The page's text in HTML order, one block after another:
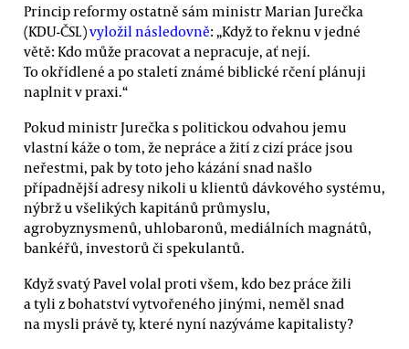
Princip reformy ostatně sám ministr Marian Jurečka
(KDU-ČSL)vyložil následovně: „Když to řeknu v jedné
větě: Kdo může pracovat a nepracuje, ať nejí.
To okřídlené a po staletí známé biblické rčení plánuji
naplnit v praxi.“
Pokud ministr Jurečka s politickou odvahou jemu
vlastní káže o tom, že nepráce a žití z cizí práce jsou
neřestmi, pak by toto jeho kázání snad našlo
případnější adresy nikoli u klientů dávkového systému,
nýbrž u všelikých kapitánů průmyslu,
agrobyznysmenů, uhlobaronů, mediálních magnátů,
bankéřů, investorů či spekulantů.
Když svatý Pavel volal proti všem, kdo bez práce žili
a tyli z bohatství vytvořeného jinými, neměl snad
na mysli právě ty, které nyní nazýváme kapitalisty?